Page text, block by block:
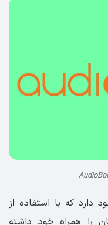
دارد که با استفاده از
را همراه خود داشته